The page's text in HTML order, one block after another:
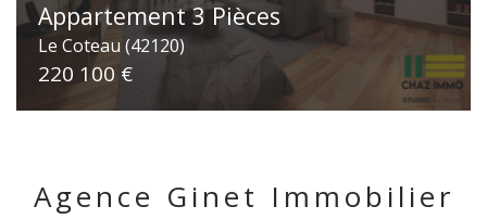
Appartement 3 Pièces
Le Coteau (42120)
220 100 €
Agence Ginet Immobilier